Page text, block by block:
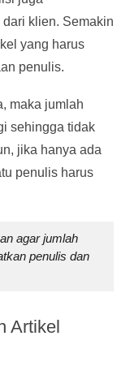
klien. Semakin
yang harus
penulis.
maka jumlah
sehingga tidak
jika hanya ada
penulis harus
agar jumlah
penulis dan
Artikel